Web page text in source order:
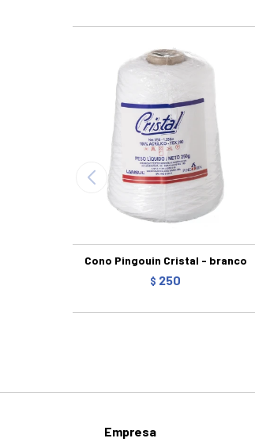
Cono Pingouin Cristal - branco
$ 250
Empresa